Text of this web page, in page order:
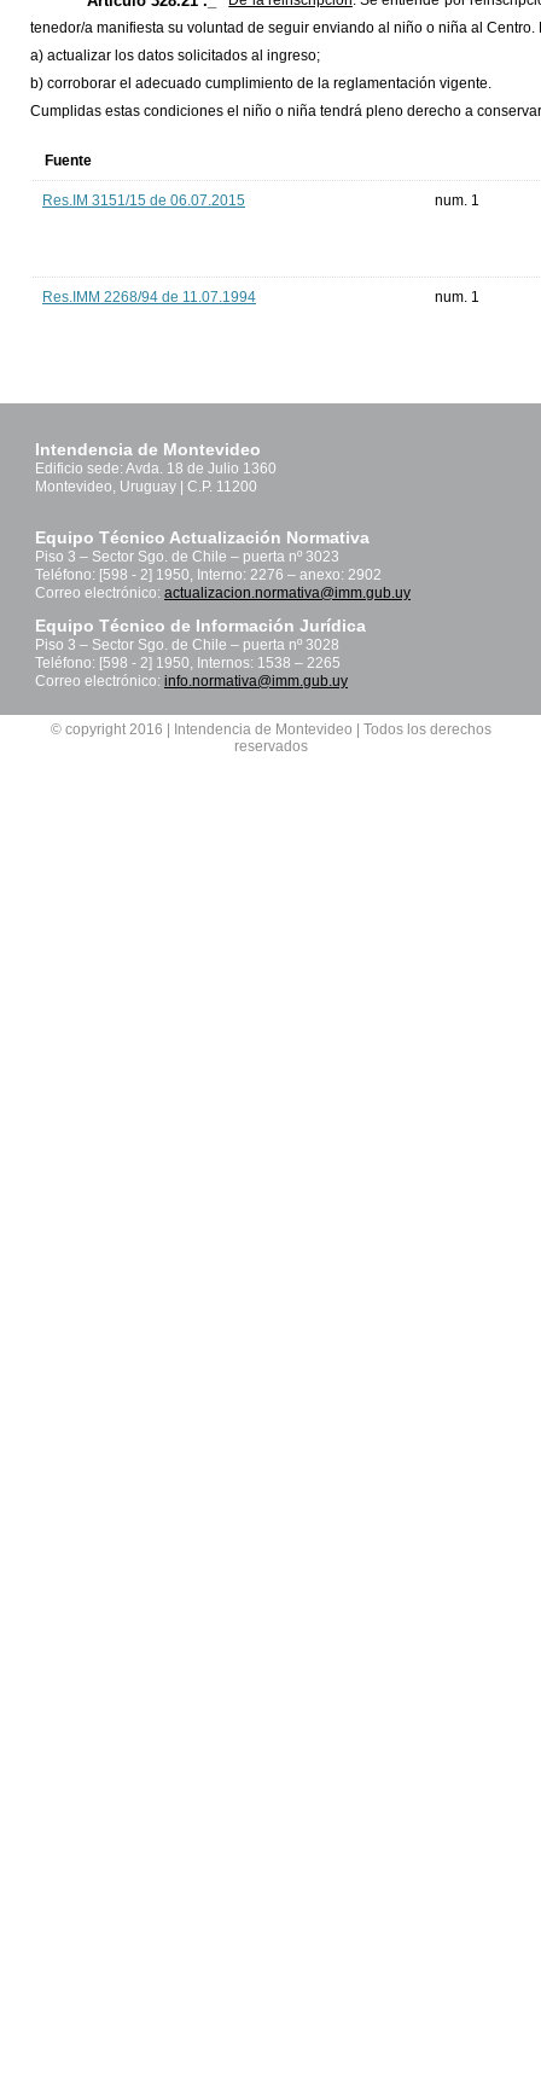
tenedor/a manifiesta su voluntad de seguir enviando al niño o niña al
a) actualizar los datos solicitados al ingreso;
b) corroborar el adecuado cumplimiento de la reglamentación vigente.
Cumplidas estas condiciones el niño o niña tendrá pleno derecho a
Fuente
Res.IM 3151/15 de 06.07.2015 num. 1
Res.IMM 2268/94 de 11.07.1994 num. 1
Intendencia de Montevideo
Edificio sede: Avda. 18 de Julio 1360
Montevideo, Uruguay | C.P. 11200
Equipo Técnico Actualización Normativa
Piso 3 – Sector Sgo. de Chile – puerta nº 3023
Teléfono: [598 - 2] 1950, Interno: 2276 – anexo: 2902
Correo electrónico: actualizacion.normativa@imm.gub.uy
Equipo Técnico de Información Jurídica
Piso 3 – Sector Sgo. de Chile – puerta nº 3028
Teléfono: [598 - 2] 1950, Internos: 1538 – 2265
Correo electrónico: info.normativa@imm.gub.uy
© copyright 2016 | Intendencia de Montevideo | Todos los derechos
reservados